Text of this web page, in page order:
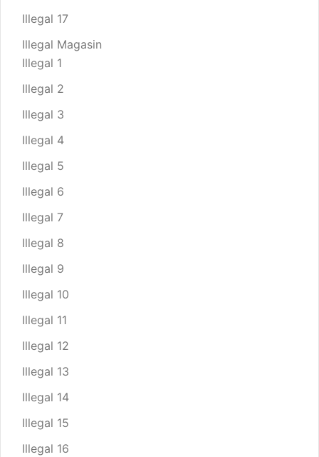
Illegal 17
Illegal Magasin
Illegal 1
Illegal 2
Illegal 3
Illegal 4
Illegal 5
Illegal 6
Illegal 7
Illegal 8
Illegal 9
Illegal 10
Illegal 11
Illegal 12
Illegal 13
Illegal 14
Illegal 15
Illegal 16